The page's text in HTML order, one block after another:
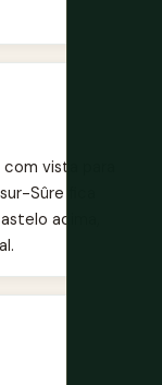
vista para
Sûre fica
acima,